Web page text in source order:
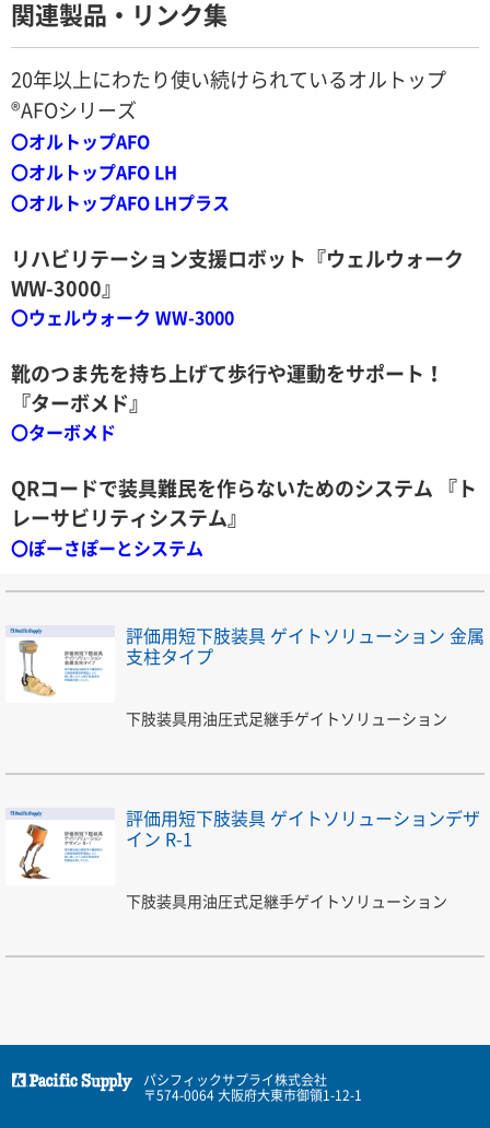
関連製品・リンク集
20年以上にわたり使い続けられているオルトップ
®AFOシリーズ
〇オルトップAFO
〇オルトップAFO LH
〇オルトップAFO LHプラス
リハビリテーション支援ロボット『ウェルウォーク
WW-3000』
〇ウェルウォーク WW-3000
靴のつま先を持ち上げて歩行や運動をサポート！
『ターボメド』
〇ターボメド
QRコードで装具難民を作らないためのシステム 『ト
レーサビリティシステム』
〇ぽーさぽーとシステム
評価用短下肢装具 ゲイトソリューション 金属
支柱タイプ
下肢装具用油圧式足継手ゲイトソリューション
評価用短下肢装具 ゲイトソリューションデザ
イン R-1
下肢装具用油圧式足継手ゲイトソリューション
パシフィックサプライ株式会社
〒574-0064 大阪府大東市御領1-12-1